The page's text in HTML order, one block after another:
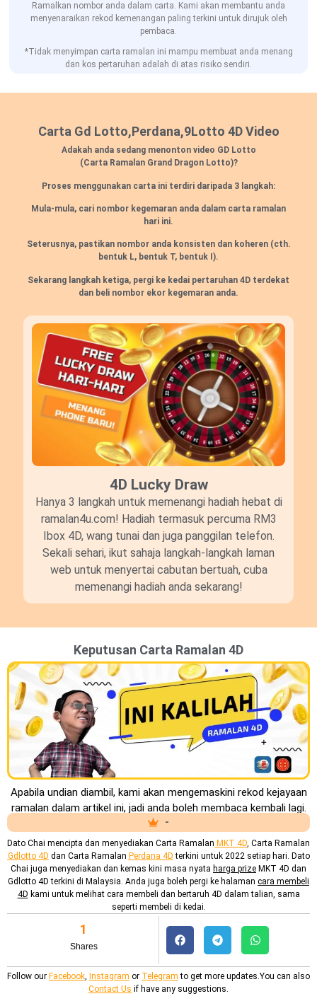
Ramalkan nombor anda dalam carta. Kami akan membantu anda
menyenaraikan rekod kemenangan paling terkini untuk dirujuk oleh
pembaca.
*Tidak menyimpan carta ramalan ini mampu membuat anda menang
dan kos pertaruhan adalah di atas risiko sendiri.
Carta Gd Lotto,Perdana,9Lotto 4D Video
Adakah anda sedang menonton video GD Lotto
(Carta Ramalan Grand Dragon Lotto)?
Proses menggunakan carta ini terdiri daripada 3 langkah:
Mula-mula, cari nombor kegemaran anda dalam carta ramalan
hari ini.
Seterusnya, pastikan nombor anda konsisten dan koheren (cth.
bentuk L, bentuk T, bentuk I).
Sekarang langkah ketiga, pergi ke kedai pertaruhan 4D terdekat
dan beli nombor ekor kegemaran anda.
4D Lucky Draw​
Hanya 3 langkah untuk memenangi hadiah hebat di
ramalan4u.com! Hadiah termasuk percuma RM3
Ibox 4D, wang tunai dan juga panggilan telefon.
Sekali sehari, ikut sahaja langkah-langkah laman
web untuk menyertai cabutan bertuah, cuba
memenangi hadiah anda sekarang!
Keputusan Carta Ramalan 4D
Apabila undian diambil, kami akan mengemaskini rekod kejayaan
ramalan dalam artikel ini, jadi anda boleh membaca kembali lagi.
-
Dato Chai mencipta dan menyediakan Carta Ramalan MKT 4D, Carta Ramalan
Gdlotto 4D dan Carta Ramalan Perdana 4D terkini untuk 2022 setiap hari. Dato
Chai juga menyediakan dan kemas kini masa nyata harga prize MKT 4D dan
Gdlotto 4D terkini di Malaysia. Anda juga boleh pergi ke halaman cara membeli
4D kami untuk melihat cara membeli dan bertaruh 4D dalam talian, sama
seperti membeli di kedai.
Shares
1
Follow our Facebook, Instagram or Telegram to get more updates.You can also
Contact Us if have any suggestions.